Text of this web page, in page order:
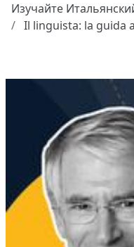
Изучайте
Il linguista: la guida